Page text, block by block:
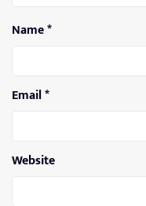
Name*
Email*
Website